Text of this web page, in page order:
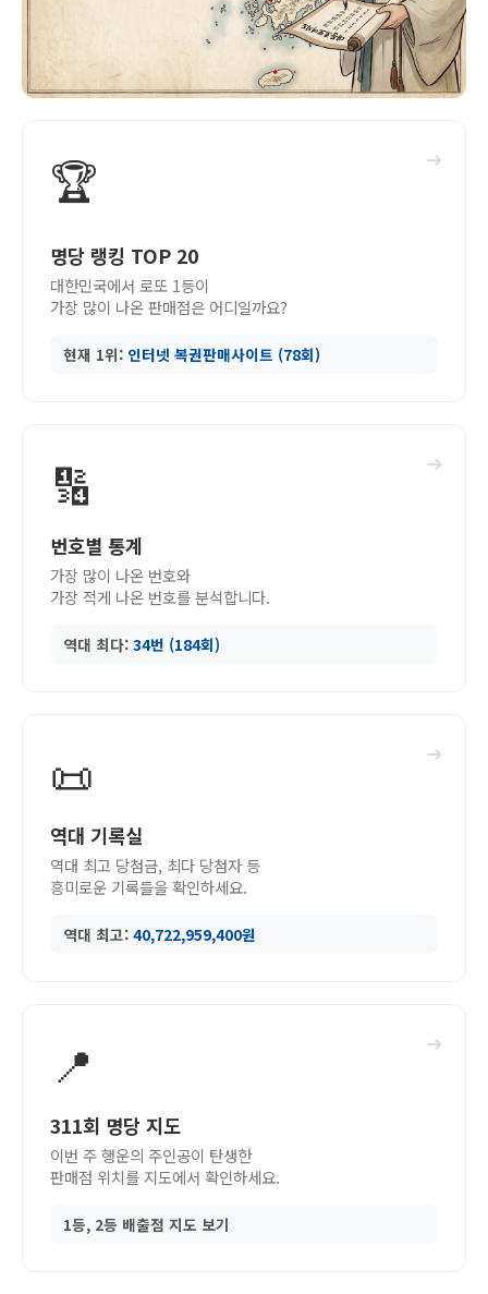
➜
🏆
명당 랭킹 TOP 20
대한민국에서 로또 1등이
가장 많이 나온 판매점은 어디일까요?
현재 1위: 인터넷 복권판매사이트 (78회)
➜
🔢
번호별 통계
가장 많이 나온 번호와
가장 적게 나온 번호를 분석합니다.
역대 최다: 34번 (184회)
➜
📜
역대 기록실
역대 최고 당첨금, 최다 당첨자 등
흥미로운 기록들을 확인하세요.
역대 최고: 40,722,959,400원
➜
📍
311회 명당 지도
이번 주 행운의 주인공이 탄생한
판매점 위치를 지도에서 확인하세요.
1등, 2등 배출점 지도 보기